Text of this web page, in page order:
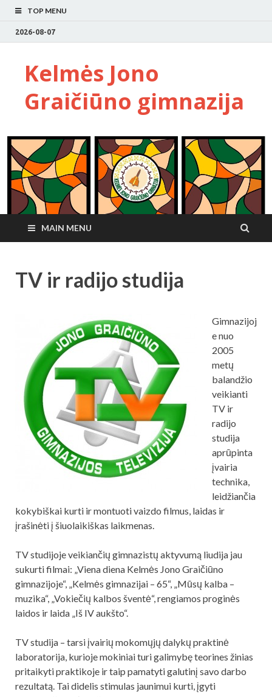
TOP MENU
2026-08-07
Kelmės Jono
Graičiūno gimnazija
MAIN MENU
TV ir radijo studija
Gimnazijoj
e nuo
2005
metų
balandžio
veikianti
TV ir
radijo
studija
aprūpinta
įvairia
technika,
leidžiančia
kokybiškai kurti ir montuoti vaizdo filmus, laidas ir
įrašinėti į šiuolaikiškas laikmenas.
TV studijoje veikiančių gimnazistų aktyvumą liudija jau
sukurti filmai: „Viena diena Kelmės Jono Graičiūno
gimnazijoje“, „Kelmės gimnazijai – 65“, „Mūsų kalba –
muzika“, „Vokiečių kalbos šventė“, rengiamos proginės
laidos ir laida „Iš IV aukšto“.
TV studija – tarsi įvairių mokomųjų dalykų praktinė
laboratorija, kurioje mokiniai turi galimybę teorines žinias
pritaikyti praktikoje ir taip pamatyti galutinį savo darbo
rezultatą. Tai didelis stimulas jaunimui kurti, įgyti